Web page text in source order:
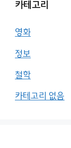
카테고리
영화
정보
철학
카테고리 없음